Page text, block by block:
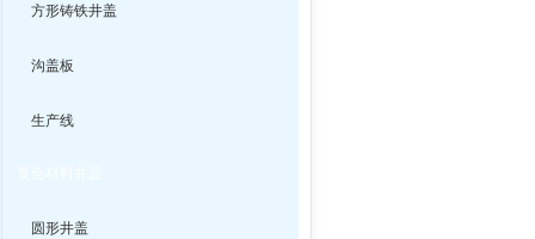
方形铸铁井盖
沟盖板
生产线
圆形井盖